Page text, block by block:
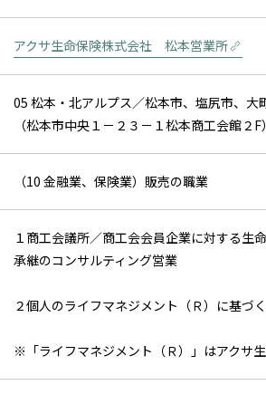
アクサ生命保険株式会社 松本営業所
05 松本・北アルプス／松本市、塩尻市、大
（松本市中央１－２３－１松本商工会館２F）
（10 金融業、保険業）販売の職業
１商工会議所／商工会会員企業に対する生
承継のコンサルティング営業
２個人のライフマネジメント（Ｒ）に基づ
※「ライフマネジメント（Ｒ）」はアクサ